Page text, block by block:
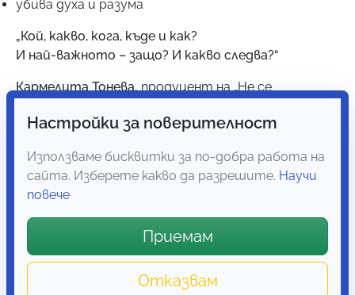
убива духа и разума
„Кой, какво, кога, къде и как?
И най-важното – защо? И какво следва?“
Кармелита Тонева, продуцент на „Не се
Настройки за поверителност
Използваме бисквитки за по-добра работа на
сайта. Изберете какво да разрешите. Научи
повече
Приемам
Отказвам